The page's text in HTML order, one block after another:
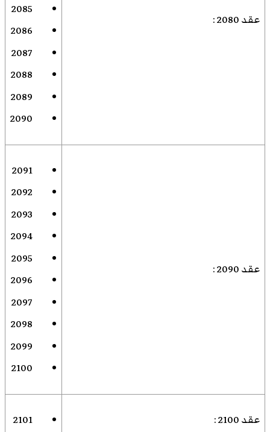
عقد 2080 :
2085
2086
2087
2088
2089
2090
عقد 2090 :
2091
2092
2093
2094
2095
2096
2097
2098
2099
2100
عقد 2100 :
2101